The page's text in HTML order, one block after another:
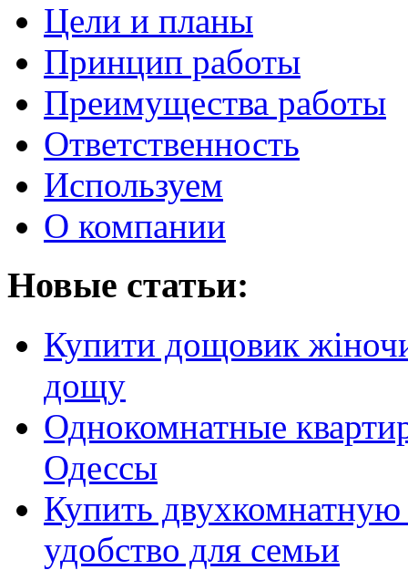
Цели и планы
Принцип работы
Преимущества работы
Ответственность
Используем
О компании
Новые статьи:
Купити дощовик
дощу
Однокомнатные
Одессы
Купить
удобство для семьи